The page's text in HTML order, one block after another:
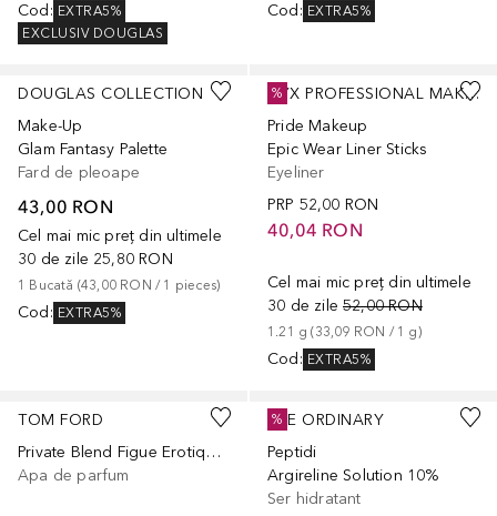
Cod : EXTRA5%
EXCLUSIV DOUGLAS
Cod : EXTRA5%
DOUGLAS COLLECTION
Make-Up
Glam Fantasy Palette
Fard de pleoape
43,00 RON
Cel mai mic preț din ultimele
30 de zile 25,80 RON
1 Bucată (43,00 RON / 1 pieces)
Cod : EXTRA5%
NYX PROFESSIONAL MAKEUP
Pride Makeup
Epic Wear Liner Sticks
Eyeliner
PRP 52,00 RON
40,04 RON
Cel mai mic preț din ultimele
30 de zile 52,00 RON
1.21 g (33,09 RON / 1 g)
Cod : EXTRA5%
%
TOM FORD
Private Blend Figue Erotique Eau de Parfum
Apa de parfum
THE ORDINARY
Peptidi
Argireline Solution 10%
Ser hidratant
%